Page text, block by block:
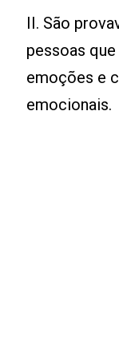
II. São
pessoas
emoções e
emocionais.